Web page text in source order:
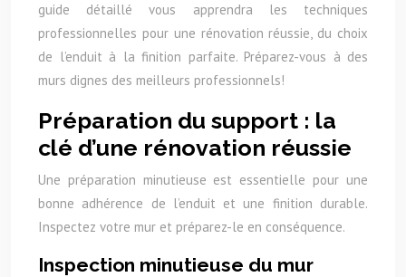
guide détaillé vous apprendra les techniques
professionnelles pour une rénovation réussie, du choix
de l’enduit à la finition parfaite. Préparez-vous à des
murs dignes des meilleurs professionnels!
Préparation du support : la
clé d’une rénovation réussie
Une préparation minutieuse est essentielle pour une
bonne adhérence de l’enduit et une finition durable.
Inspectez votre mur et préparez-le en conséquence.
Inspection minutieuse du mur